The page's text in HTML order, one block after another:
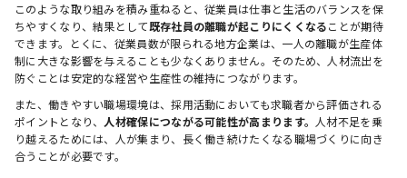
このような取り組みを積み重ねると、従業員は仕事と生活のバランスを保
ちやすくなり、結果として既存社員の離職が起こりにくくなることが期待
できます。とくに、従業員数が限られる地方企業は、一人の離職が生産体
制に大きな影響を与えることも少なくありません。そのため、人材流出を
防ぐことは安定的な経営や生産性の維持につながります。
また、働きやすい職場環境は、採用活動においても求職者から評価される
ポイントとなり、 人材確保につながる可能性が高まります。 人材不足を乗
り越えるためには、人が集まり、長く働き続けたくなる職場づくりに向き
合うことが必要です。